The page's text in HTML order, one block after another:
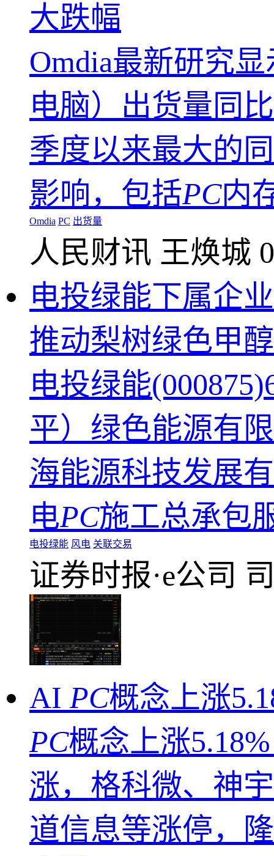
大跌幅
Omdia最新研究
电脑）出货量同
季度以来最大的
影响，包括PC内
Omdia PC 出货量
人民财讯 王焕城
电投绿能下属企
推动梨树绿色甲
电投绿能
平）绿色能源有
海能源科技发展
电PC施工总承包
电投绿能 风电 关联交易
证券时报·e公司
AI PC概念上涨
PC概念上涨
涨，格科微、神
道信息等涨停，